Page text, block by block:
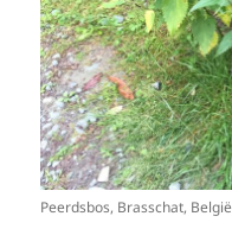
Peerdsbos, Brasschat, België